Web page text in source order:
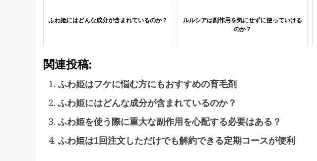
ふわ姫にはどんな成分が含まれているのか？
ルルシアは副作用を気にせずに使っていける
のか？
関連投稿:
ふわ姫はフケに悩む方にもおすすめの育毛剤
ふわ姫にはどんな成分が含まれているのか？
ふわ姫を使う際に重大な副作用を心配する必要はある？
ふわ姫は1回注文しただけでも解約できる定期コースが便利